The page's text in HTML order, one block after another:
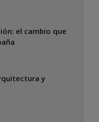
el cambio que
y